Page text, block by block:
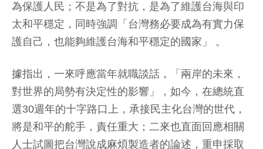
為保護人民；不是為了對抗，是為了維護台海與印
太和平穩定，同時強調「台灣務必要成為有實力保
護自己，也能夠維護台海和平穩定的國家」 。
據指出，一來呼應當年就職談話，「兩岸的未來，
對世界的局勢有決定性的影響」，如今，在總統直
選30週年的十字路口上，承接民主化台灣的世代，
將是和平的舵手，責任重大；二來也直面回應相關
人士試圖把台灣說成麻煩製造者的論述，重申採取